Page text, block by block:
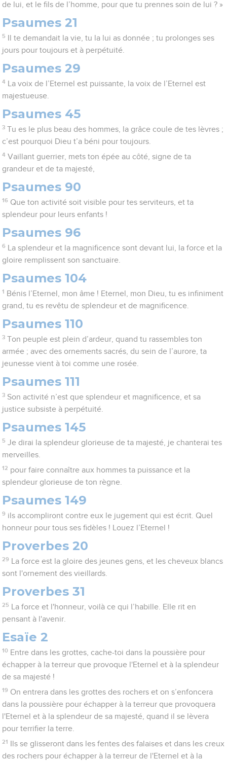
de lui, et le fils de l’homme, pour que tu prennes soin de lui ? »
Psaumes 21
5
Il te demandait la vie, tu la lui as donnée ; tu prolonges ses
jours pour toujours et à perpétuité.
Psaumes 29
4
La voix de l’Eternel est puissante, la voix de l’Eternel est
majestueuse.
Psaumes 45
3 Tu es le plus beau des hommes, la grâce coule de tes lèvres ;
c’est pourquoi Dieu t’a béni pour toujours.
4 Vaillant guerrier, mets ton épée au côté, signe de ta
grandeur et de ta majesté,
Psaumes 90
16 Que ton activité soit visible pour tes serviteurs, et ta
splendeur pour leurs enfants !
Psaumes 96
6
La splendeur et la magnificence sont devant lui, la force et la
gloire remplissent son sanctuaire.
Psaumes 104
1 Bénis l’Eternel, mon âme ! Eternel, mon Dieu, tu es infiniment
grand, tu es revêtu de splendeur et de magnificence.
Psaumes 110
3 Ton peuple est plein d’ardeur, quand tu rassembles ton
armée ; avec des ornements sacrés, du sein de l’aurore, ta
jeunesse vient à toi comme une rosée.
Psaumes 111
3 Son activité n’est que splendeur et magnificence, et sa
justice subsiste à perpétuité.
Psaumes 145
5 Je dirai la splendeur glorieuse de ta majesté, je chanterai tes
merveilles.
12 pour faire connaître aux hommes ta puissance et la
splendeur glorieuse de ton règne.
Psaumes 149
9 ils accompliront contre eux le jugement qui est écrit. Quel
honneur pour tous ses fidèles ! Louez l’Eternel !
Proverbes 20
29
La force est la gloire des jeunes gens, et les cheveux blancs
sont l'ornement des vieillards.
Proverbes 31
25
La force et l'honneur, voilà ce qui l’habille. Elle rit en
pensant à l'avenir.
Esaïe 2
10 Entre dans les grottes, cache-toi dans la poussière pour
échapper à la terreur que provoque l'Eternel et à la splendeur
de sa majesté !
19 On entrera dans les grottes des rochers et on s’enfoncera
dans la poussière pour échapper à la terreur que provoquera
l'Eternel et à la splendeur de sa majesté, quand il se lèvera
pour terrifier la terre.
21
Ils se glisseront dans les fentes des falaises et dans les creux
des rochers pour échapper à la terreur de l'Eternel et à la